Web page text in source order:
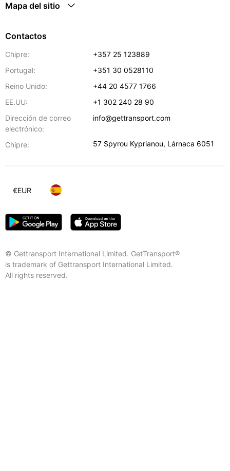
Mapa del sitio
Contactos
Chipre:
+357 25 123889
Portugal:
+351 30 0528110
Reino Unido:
+44 20 4577 1766
EE.UU:
+1 302 240 28 90
Dirección de correo
electrónico:
info@gettransport.com
Chipre: 57 Spyrou Kyprianou, Lárnaca 6051
© Gettransport International Limited. GetTransport®
is trademark of Gettransport International Limited.
All rights reserved.
€EUR